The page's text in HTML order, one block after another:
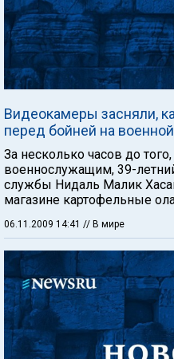
Видеокамеры засняли,
перед бойней на
За несколько часов до
военнослужащим, 39-
службы Нидаль Малик
магазине картофельные
06.11.2009 14:41 // В мире